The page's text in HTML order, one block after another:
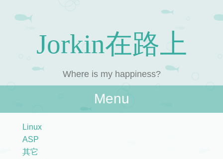
Jorkin在路上
Where is my happiness?
Menu
Linux
ASP
其它